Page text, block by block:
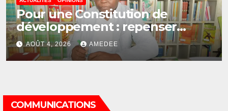
ACTUALITÉS OPINIONS
Encore lui… Taxer avant de bâtir
AOÛT 3, 2026 AMEDEE
COMMUNICATIONS